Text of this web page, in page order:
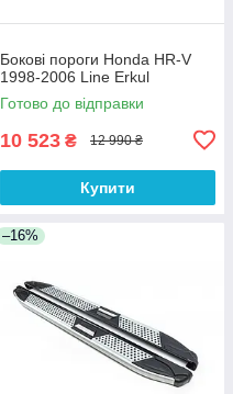
Бокові пороги Honda HR-V
1998-2006 Line Erkul
Готово до відправки
10 523 ₴ 12 990 ₴
Купити
–16%